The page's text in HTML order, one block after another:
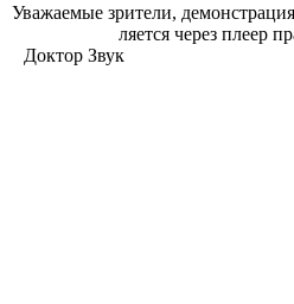
Ува­жае­мые зри­те­ли,
ля­ет­ся че­рез пле­ер
Доктор Звук